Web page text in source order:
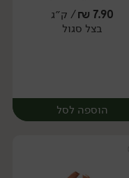
יח׳ ק״ג
7.90
₪/ ק״ג
בצל סגול
הוספה לסל